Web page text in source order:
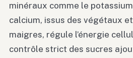
minéraux comme le
calcium, issus des végétaux
maigres, régule l’énergie
contrôle strict des sucres